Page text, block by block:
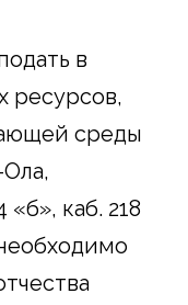
в
ресурсов,
среды
каб. 218